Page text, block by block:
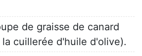
de graisse de canard
cuillerée d'huile d'olive).